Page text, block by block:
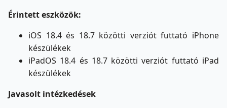
Érintett eszközök:
iOS 18.4 és 18.7 közötti verziót futtató iPhone
készülékek
iPadOS 18.4 és 18.7 közötti verziót futtató iPad
készülékek
Javasolt intézkedések